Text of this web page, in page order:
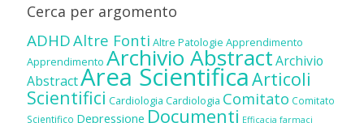
Cerca per argomento
ADHDAltre Fonti Altre Patologie Apprendimento
Apprendimento Archivio AbstractArchivio
AbstractArea ScientificaArticoli
Scientifici Cardiologia Cardiologia Comitato Comitato
Scientifico Depressione Documenti Efficacia farmaci